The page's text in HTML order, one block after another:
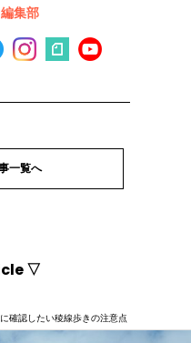
集部
一覧へ
▽
確認したい稜線歩きの注意点